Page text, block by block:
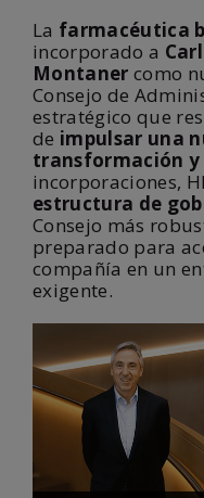
La farmacéutica
incorporado a
Montaner como
Consejo de
estratégico que
de impulsar una
transformación
incorporaciones,
estructura de
Consejo más
preparado para
compañía en un
exigente.